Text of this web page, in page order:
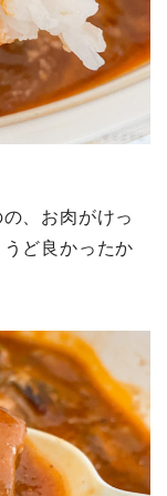
、お肉がけっ
ど良かったか